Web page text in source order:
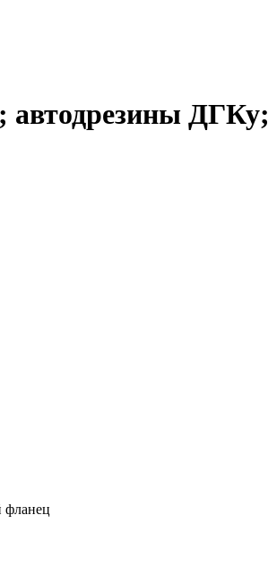
автодрезины
фланец